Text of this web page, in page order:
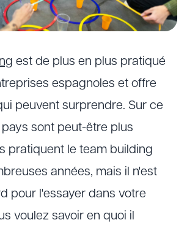
est de plus en plus pratiqué
espagnoles et offre
peuvent surprendre. Sur ce
sont peut-être plus
pratiquent le team building
années, mais il n'est
pour l'essayer dans votre
voulez savoir en quoi il